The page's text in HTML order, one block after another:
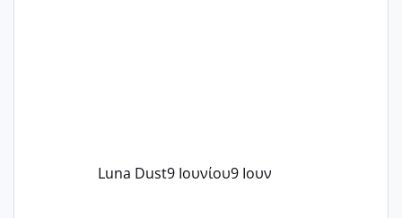
Luna Dust9 Ιουνίου9 Ιουν